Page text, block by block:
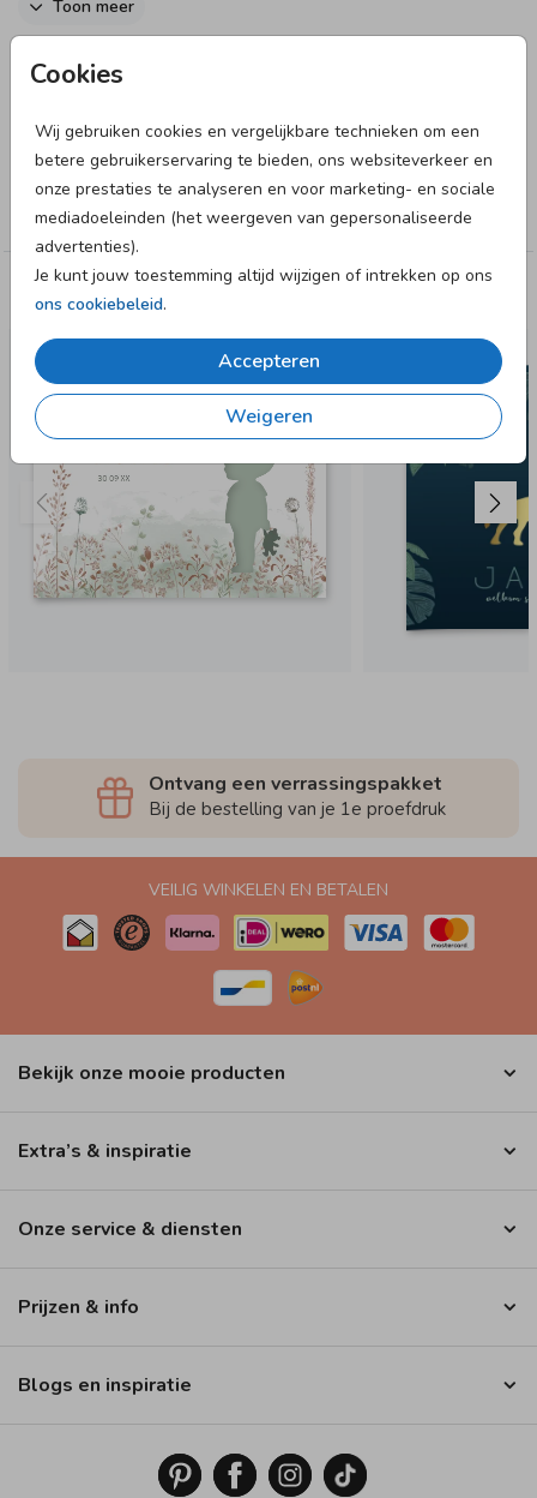
Cookies
Wij gebruiken cookies en vergelijkbare technieken om een
betere gebruikerservaring te bieden, ons websiteverkeer en
onze prestaties te analyseren en voor marketing- en sociale
mediadoeleinden (het weergeven van gepersonaliseerde
advertenties).
Je kunt jouw toestemming altijd wijzigen of intrekken op ons
ons cookiebeleid.
Accepteren
Weigeren
proefdruk om dit kaartje in het echt te zien!
Toon meer
Designer
Collectie
Jongen
Deze designs vind je misschien ook leuk
Ontvang een verrassingspakket
Bij de bestelling van je 1e proefdruk
VEILIG WINKELEN EN BETALEN
Bekijk onze mooie producten
Extra’s & inspiratie
Onze service & diensten
Prijzen & info
Blogs en inspiratie